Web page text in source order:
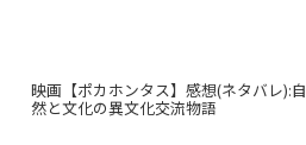
映画【ポカホンタス】感想(ネタバレ):自
然と文化の異文化交流物語